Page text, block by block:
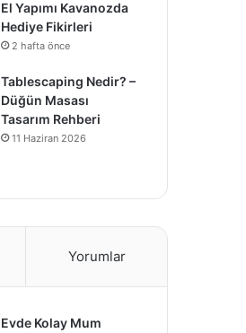
El Yapımı Kavanozda
Hediye Fikirleri
2 hafta önce
Tablescaping Nedir? –
Düğün Masası
Tasarım Rehberi
11 Haziran 2026
Yorumlar
Evde Kolay Mum